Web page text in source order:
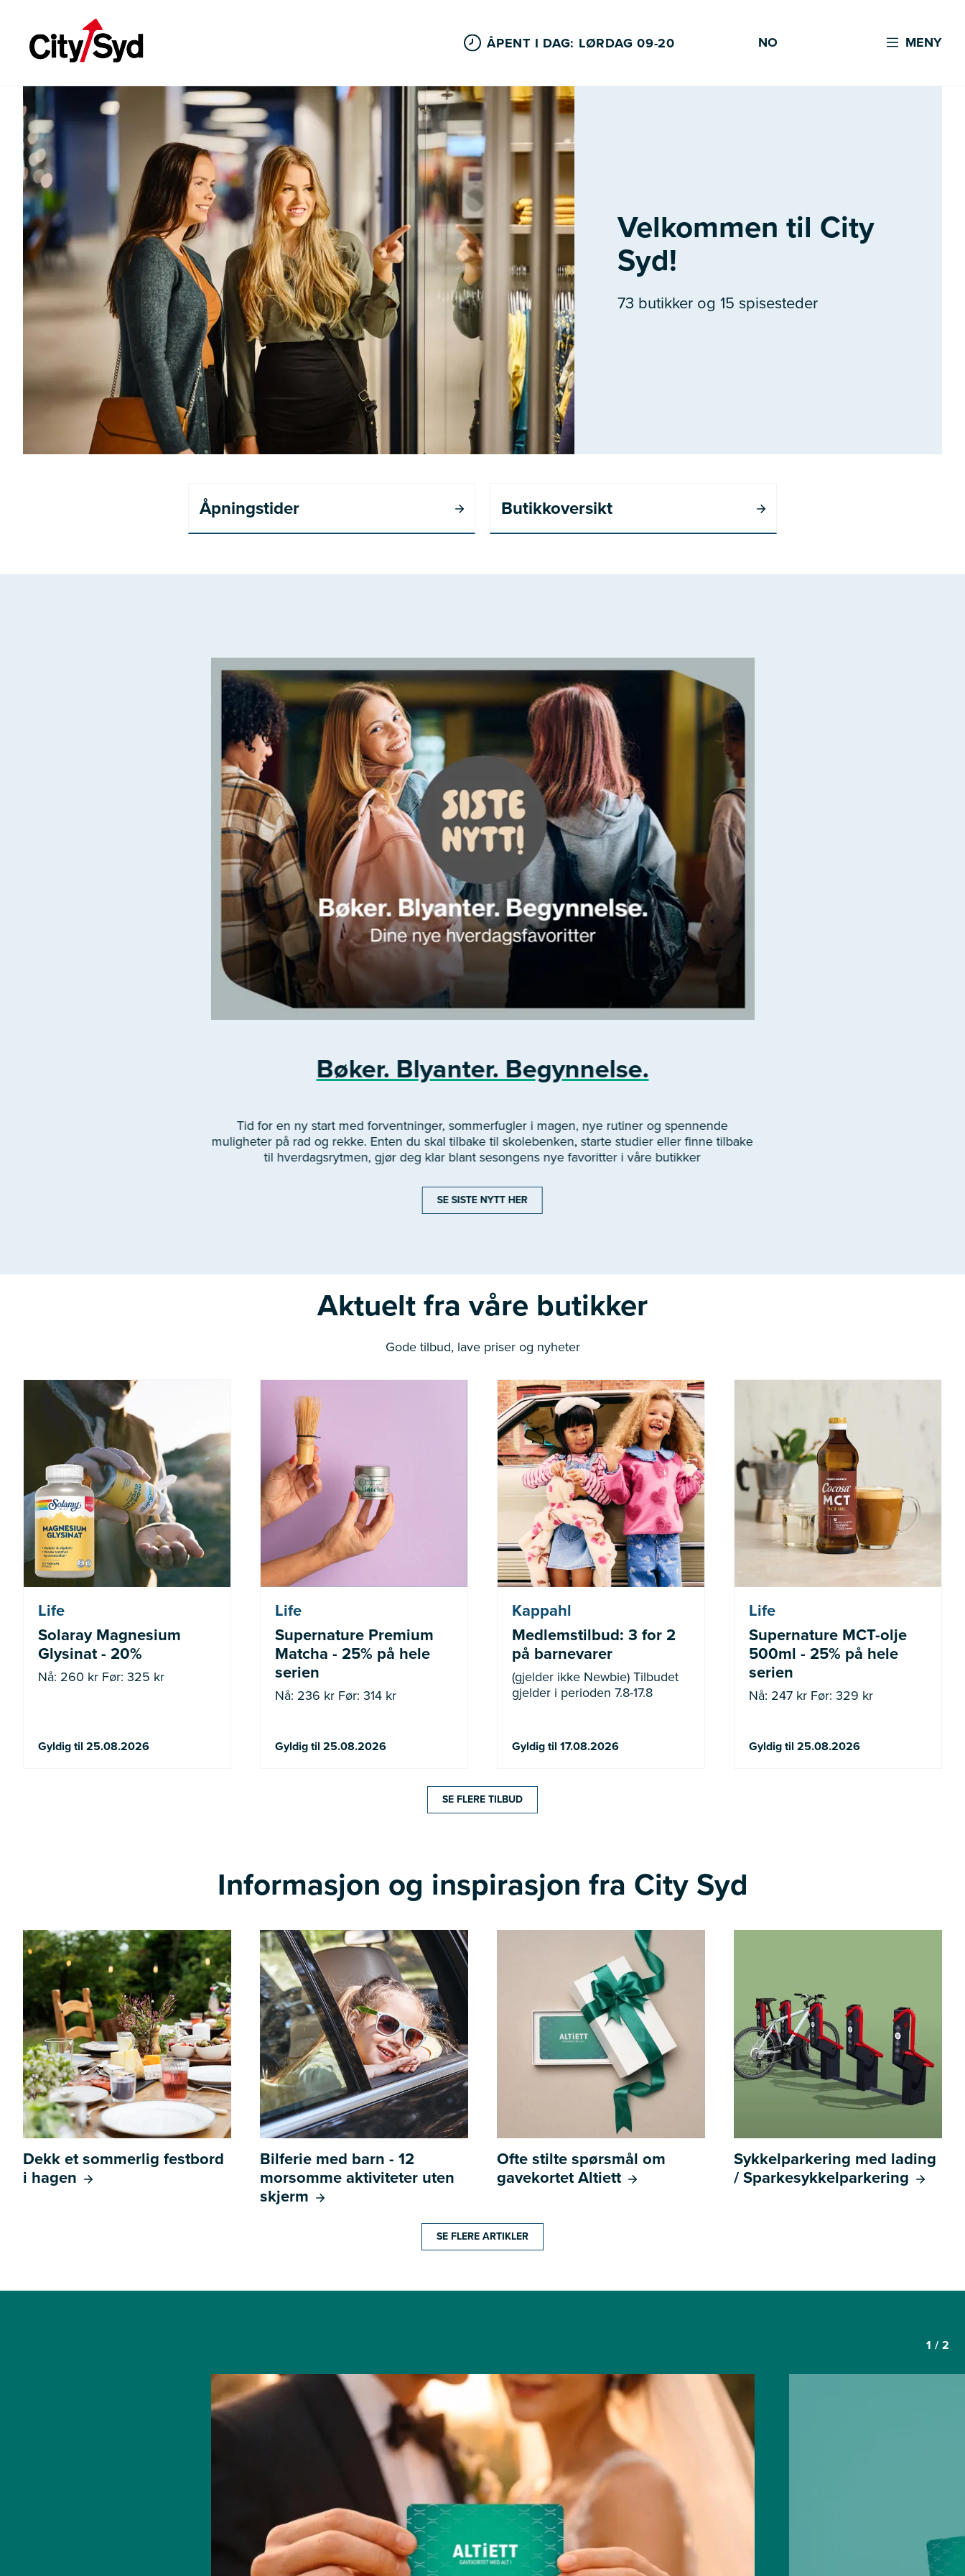
ÅPENT I DAG: LØRDAG 09-20 NO MENY
Velkommen til City
Syd!
73 butikker og 15 spisesteder
Åpningstider Butikkoversikt
Bøker. Blyanter. Begynnelse.
Tid for en ny start med forventninger, sommerfugler i magen, nye rutiner og spennende
muligheter på rad og rekke. Enten du skal tilbake til skolebenken, starte studier eller finne tilbake
til hverdagsrytmen, gjør deg klar blant sesongens nye favoritter i våre butikker
SE SISTE NYTT HER
Aktuelt fra våre butikker
Gode tilbud, lave priser og nyheter
Life
Solaray Magnesium
Glysinat - 20%
Nå: 260 kr Før: 325 kr
Gyldig til 25.08.2026
Nå: 260 kr Før: 325 kr
Life
Supernature Premium
Matcha - 25% på hele
serien
Nå: 236 kr Før: 314 kr
Gyldig til 25.08.2026
Kappahl
Medlemstilbud: 3 for 2
på barnevarer
(gjelder ikke Newbie) Tilbudet
gjelder i perioden 7.8-17.8
Gyldig til 17.08.2026
(gjelder ikke Newbie) Tilbudet
gjelder i perioden 7.8-17.8
Life
Supernature MCT-olje
500ml - 25% på hele
serien
Nå: 247 kr Før: 329 kr
Gyldig til 25.08.2026
SE FLERE TILBUD
Informasjon og inspirasjon fra City Syd
Dekk et sommerlig festbord
i hagen
Bilferie med barn - 12
morsomme aktiviteter uten
skjerm
Ofte stilte spørsmål om
gavekortet Altiett
Sykkelparkering med lading
/ Sparkesykkelparkering
SE FLERE ARTIKLER
1 /2